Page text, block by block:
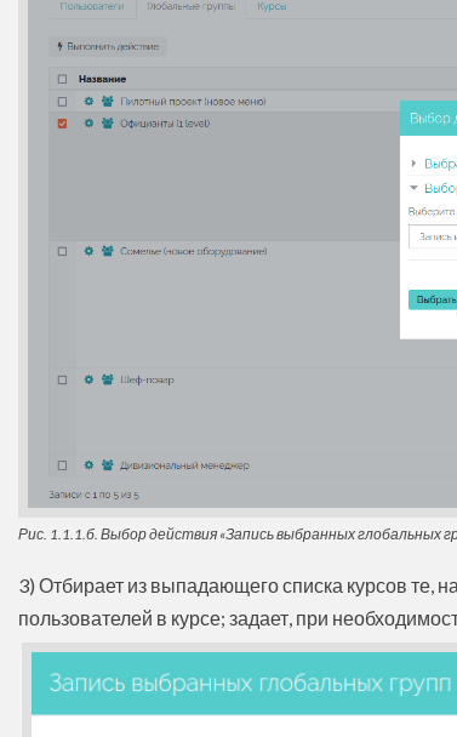
Рис. 1.1.1.б. Выбор действия «Запись выбранных глобальных
3) Отбирает из выпадающего списка курсов те,
пользователей в курсе; задает, при